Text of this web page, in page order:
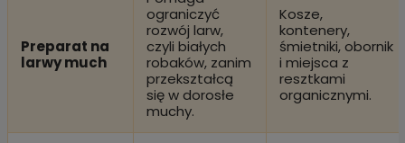
Preparat na
larwy much
ograniczyć
rozwój larw,
czyli białych
robaków, zanim
przekształcą
się w dorosłe
muchy.
Kosze,
kontenery,
śmietniki, obornik
i miejsca z
resztkami
organicznymi.